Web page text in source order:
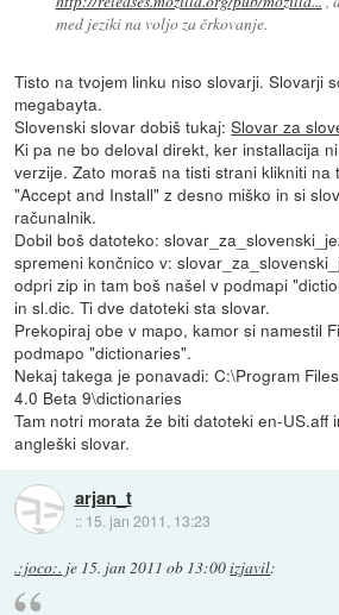
med jeziki na voljo za črkovanje.
Tisto na tvojem linku niso slovarji. Slovarji
megabayta.
Slovenski slovar dobiš tukaj:Slovar za
Ki pa ne bo deloval direkt, ker installacija
verzije. Zato moraš na tisti strani klikniti na
"Accept and Install" z desno miško in si
računalnik.
Dobil boš datoteko:
spremeni končnico v:
odpri zip in tam boš našel v podmapi
in sl.dic. Ti dve datoteki sta slovar.
Prekopiraj obe v mapo, kamor si namestil
podmapo "dictionaries".
Nekaj takega je ponavadi: C:\Program
4.0 Beta 9\dictionaries
Tam notri morata že biti datoteki en-US.aff
angleški slovar.
arjan_t
:: 15. jan 2011, 13:23
.:joco:. je 15. jan 2011 ob 13:00izjavil: